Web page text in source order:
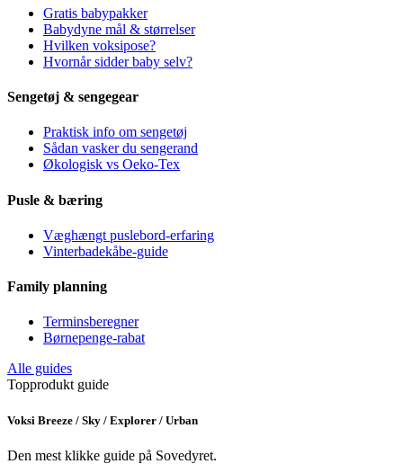
Gratis babypakker
Babydyne mål & størrelser
Hvilken voksipose?
Hvornår sidder baby selv?
Sengetøj & sengegear
Praktisk info om sengetøj
Sådan vasker du sengerand
Økologisk vs Oeko-Tex
Pusle & bæring
Væghængt puslebord-erfaring
Vinterbadekåbe-guide
Family planning
Terminsberegner
Børnepenge-rabat
Alle guides
Topprodukt guide
Voksi Breeze / Sky / Explorer / Urban
Den mest klikke guide på Sovedyret.